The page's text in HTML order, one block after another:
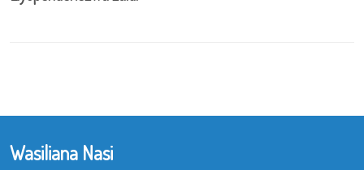
Wasiliana Nasi